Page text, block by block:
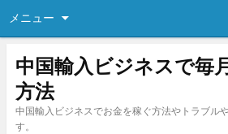
メニュー
中国輸入ビジネスで毎
方法
中国輸入ビジネスでお金を稼ぐ方法やトラブル
す。